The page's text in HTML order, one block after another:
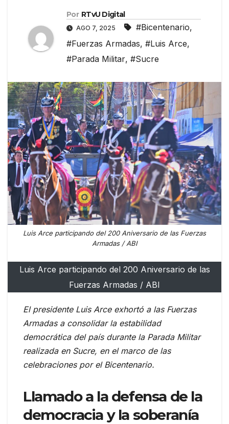
Por RTvU Digital
AGO 7, 2025 #Bicentenario,
#Fuerzas Armadas, #Luis Arce,
#Parada Militar, #Sucre
Luis Arce participando del 200 Aniversario de las Fuerzas
Armadas / ABI
Luis Arce participando del 200 Aniversario de las
Fuerzas Armadas / ABI
El presidente Luis Arce exhortó a las Fuerzas
Armadas a consolidar la estabilidad
democrática del país durante la Parada Militar
realizada en Sucre, en el marco de las
celebraciones por el Bicentenario.
Llamado a la defensa de la
democracia y la soberanía